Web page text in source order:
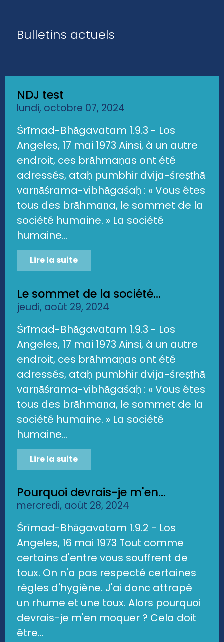
Bulletins actuels
NDJ test
lundi, octobre 07, 2024
Śrīmad-Bhāgavatam 1.9.3 - Los
Angeles, 17 mai 1973 Ainsi, à un autre
endroit, ces brāhmaṇas ont été
adressés, ataḥ pumbhir dvija-śreṣṭhā
varṇāśrama-vibhāgaśaḥ : « Vous êtes
tous des brāhmaṇa, le sommet de la
société humaine. » La société
humaine...
Lire la suite
Le sommet de la société...
jeudi, août 29, 2024
Śrīmad-Bhāgavatam 1.9.3 - Los
Angeles, 17 mai 1973 Ainsi, à un autre
endroit, ces brāhmaṇas ont été
adressés, ataḥ pumbhir dvija-śreṣṭhā
varṇāśrama-vibhāgaśaḥ : « Vous êtes
tous des brāhmaṇa, le sommet de la
société humaine. » La société
humaine...
Lire la suite
Pourquoi devrais-je m'en...
mercredi, août 28, 2024
Śrīmad-Bhāgavatam 1.9.2 - Los
Angeles, 16 mai 1973 Tout comme
certains d'entre vous souffrent de
toux. On n'a pas respecté certaines
règles d'hygiène. J'ai donc attrapé
un rhume et une toux. Alors pourquoi
devrais-je m'en moquer ? Cela doit
être...